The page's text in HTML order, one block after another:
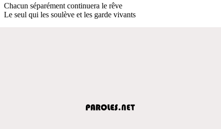
Chacun séparément continuera le rêve
Le seul qui les soulève et les garde vivants